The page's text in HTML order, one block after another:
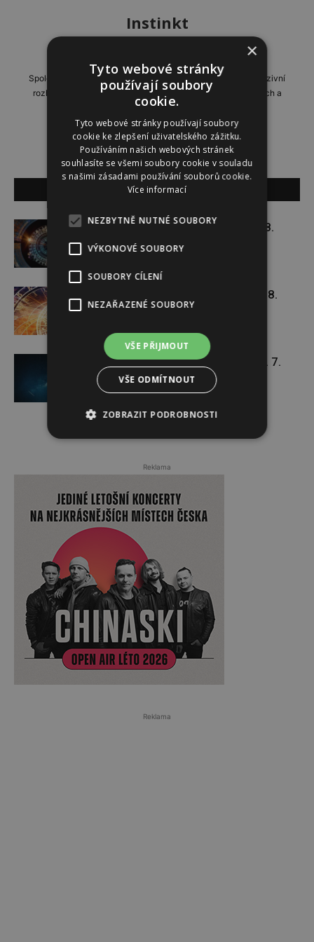
Instinkt
Společensko-reportážní týdeník, přinášející profilové a exkluzivní
rozhovory, domácí i zahraniční reportáže, příběhy zajímavých a
neobyčejných lidí.
SOUVISEJÍCÍ ČLÁNKY
Týdenní horoskop 3. 8. – 9. 8.
Týdenní horoskop 27. 7. – 2. 8.
Týdenní horoskop 20. 7. – 26. 7.
Reklama
Reklama
×
Tyto webové stránky
používají soubory
cookie.
Tyto webové stránky používají soubory
cookie ke zlepšení uživatelského zážitku.
Používáním našich webových stránek
souhlasíte se všemi soubory cookie v souladu
s našimi zásadami používání souborů cookie.
Více informací
NEZBYTNĚ NUTNÉ SOUBORY
VÝKONOVÉ SOUBORY
SOUBORY CÍLENÍ
NEZAŘAZENÉ SOUBORY
VŠE PŘIJMOUT
VŠE ODMÍTNOUT
ZOBRAZIT PODROBNOSTI